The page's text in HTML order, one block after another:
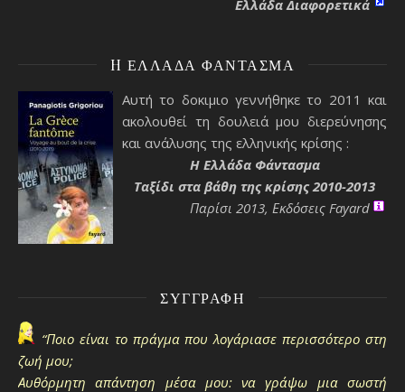
Ελλάδα Διαφορετικά
H ΕΛΛΆΔΑ ΦΆΝΤΑΣΜΑ
Αυτή το δοκιμιο γεννήθηκε το 2011 και
ακολουθεί τη δουλειά μου διερεύνησης
και ανάλυσης της ελληνικής κρίσης :
H Ελλάδα Φάντασμα
Ταξίδι στα βάθη της κρίσης 2010-2013
Παρίσι 2013, Εκδόσεις Fayard
ΣΥΓΓΡΑΦΉ
“Ποιο είναι το πράγμα που λογάριασε περισσότερο στη
ζωή μου;
Αυθόρμητη απάντηση μέσα μου: να γράψω μια σωστή